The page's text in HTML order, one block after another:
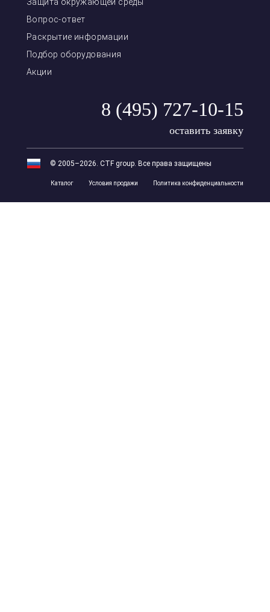
Вопрос-ответ
Раскрытие информации
Подбор оборудования
Акции
8 (495) 727-10-15
оставить заявку
© 2005–2026. CTF group. Все права защищены
Каталог Условия продажи Политика конфиденциальности